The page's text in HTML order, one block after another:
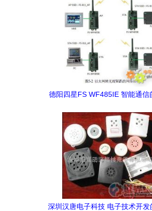
德阳四星FS WF485IE 智能通信
深圳汉唐电子科技 电子技术开发